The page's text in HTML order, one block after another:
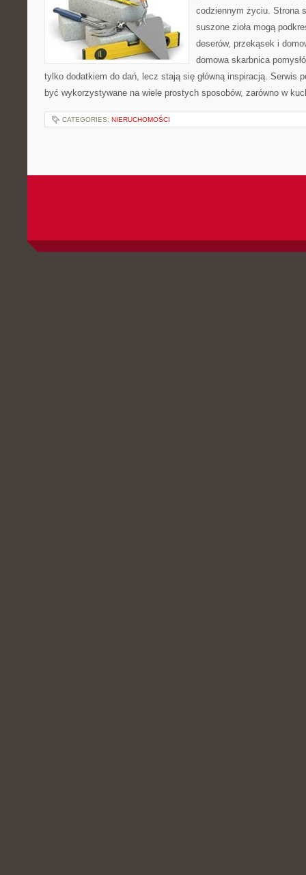
codziennym życiu. Strona
suszone zioła mogą
deserów, przekąsek i
domowa skarbnica
tylko dodatkiem do dań, lecz stają się główną inspiracją. Serwis
być wykorzystywane na wiele prostych sposobów, zarówno w
CATEGORIES: NIERUCHOMOŚCI